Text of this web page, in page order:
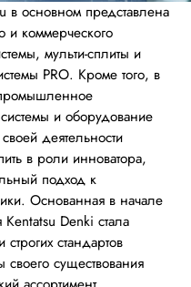
основном представлена
коммерческого
мульти-сплиты и
PRO. Кроме того, в
и оборудование
деятельности
в роли инноватора,
подход к
Основанная в начале
Denki стала
стандартов
существования